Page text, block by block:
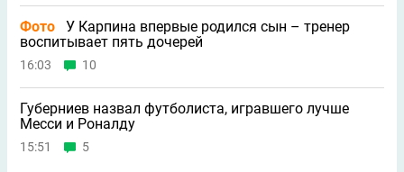
Фото
У Карпина впервые родился сын – тренер
воспитывает пять дочерей
16:03 10
Губерниев назвал футболиста, игравшего лучше
Месси и Роналду
15:51 5